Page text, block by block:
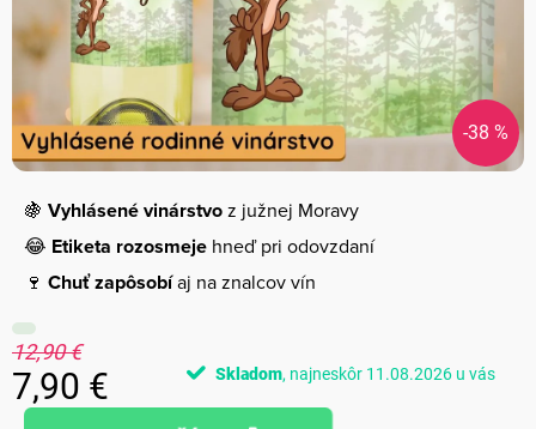
-38 %
🍇 Vyhlásené vinárstvoz južnej Moravy
😂 Etiketa rozosmeje hneď pri odovzdaní
🍷 Chuť zapôsobíaj na znalcov vín
12,90 €
7,90 €
Jednotková
Skladom 11.08.2026